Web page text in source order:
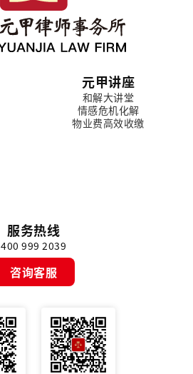
元甲讲座
和解大讲堂
情感危机化解
物业费高效收缴
服务热线
400 999 2039
咨询客服